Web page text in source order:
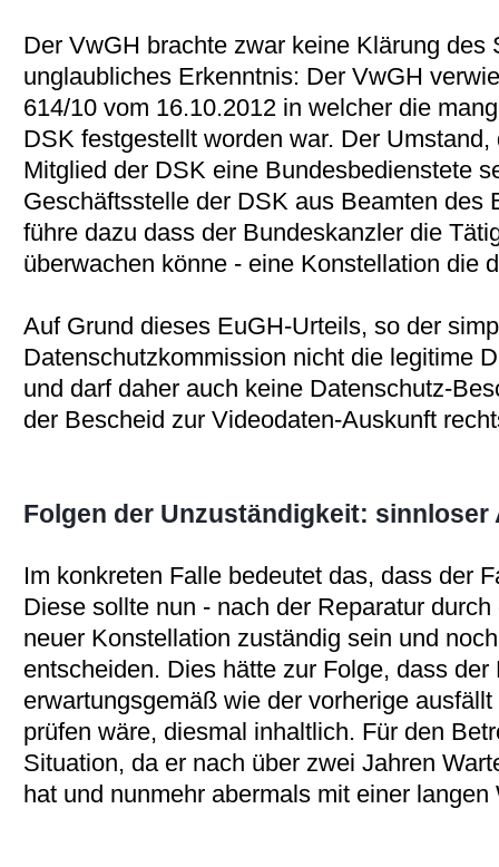
Der VwGH brachte zwar keine Klärung des
unglaubliches Erkenntnis: Der VwGH
614/10 vom 16.10.2012 in welcher die
DSK festgestellt worden war. Der
Mitglied der DSK eine Bundesbedienstete
Geschäftsstelle der DSK aus Beamten des
führe dazu dass der Bundeskanzler die
überwachen könne - eine Konstellation die
Auf Grund dieses EuGH-Urteils, so der
Datenschutzkommission nicht die legitime
und darf daher auch keine Datenschutz-
der Bescheid zur Videodaten-Auskunft
Folgen der Unzuständigkeit:
Im konkreten Falle bedeutet das, dass der
Diese sollte nun - nach der Reparatur
neuer Konstellation zuständig sein und
entscheiden. Dies hätte zur Folge, dass
erwartungsgemäß wie der vorherige
prüfen wäre, diesmal inhaltlich. Für den
Situation, da er nach über zwei Jahren
hat und nunmehr abermals mit einer